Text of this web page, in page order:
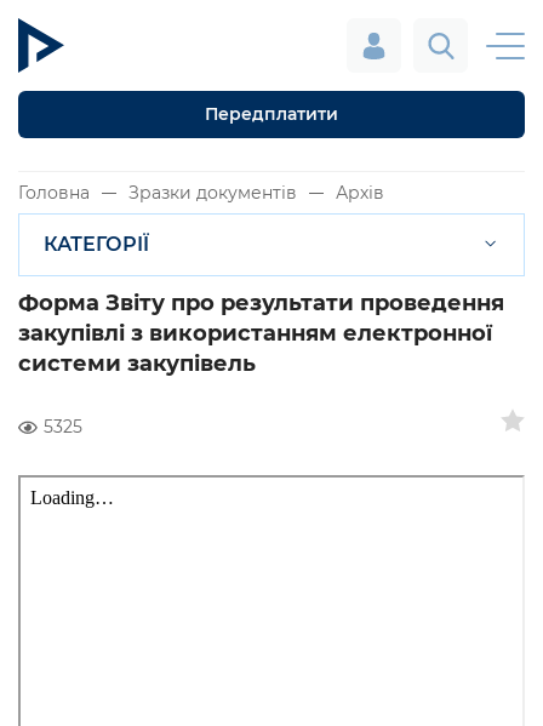
Передплатити
Головна Зразки документів Архів
КАТЕГОРІЇ
Форма Звіту про результати проведення
закупівлі з використанням електронної
системи закупівель
5325